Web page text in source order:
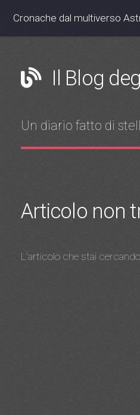
Cronache dal multiverso
Il Blog
Un diario fatto di
Articolo non
L'articolo che stai